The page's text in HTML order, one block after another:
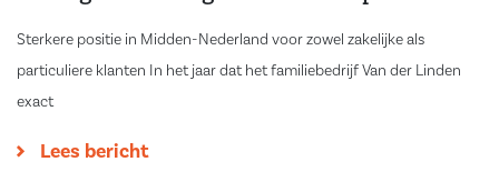
Sterkere positie in Midden-Nederland voor zowel zakelijke als
particuliere klanten In het jaar dat het familiebedrijf Van der Linden
exact
Lees bericht